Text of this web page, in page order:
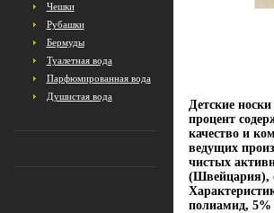
Чешки
Рубашки
Бермуды
Туалетная вода
Парфюмированная вода
Душистая вода
Детские
процент
качество и
ведущих
чистых
(Швейцария),
полиамид, 5%